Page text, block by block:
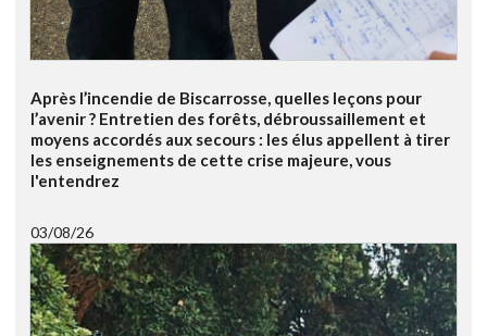
Après l’incendie de Biscarrosse, quelles leçons pour
l’avenir ? Entretien des forêts, débroussaillement et
moyens accordés aux secours : les élus appellent à tirer
les enseignements de cette crise majeure, vous
l'entendrez
03/08/26